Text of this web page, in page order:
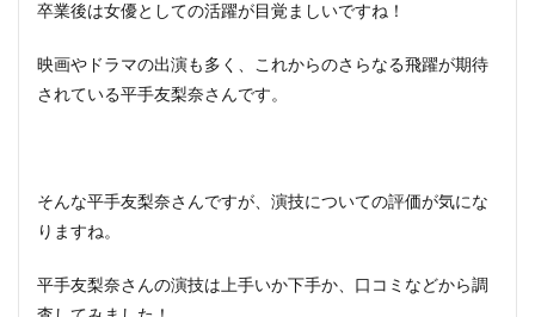
卒業後は女優としての活躍が目覚ましいですね！
映画やドラマの出演も多く、これからのさらなる飛躍が期待
されている平手友梨奈さんです。
そんな平手友梨奈さんですが、演技についての評価が気にな
りますね。
平手友梨奈さんの演技は上手いか下手か、口コミなどから調